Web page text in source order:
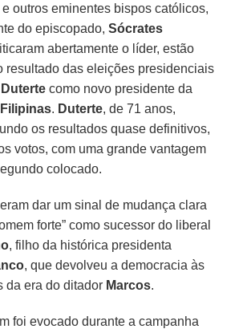
e outros eminentes bispos católicos,
do episcopado,Sócrates
abertamente o líder, estão
resultado das eleições presidenciais
Duterte como novo presidente da
. Duterte, de 71 anos,
os resultados quase definitivos,
votos, com uma grande vantagem
colocado.
dar um sinal de mudança clara
forte” como sucessor do liberal
, filho da histórica presidenta
, que devolveu a democracia às
da era do ditador Marcos.
foi evocado durante a campanha